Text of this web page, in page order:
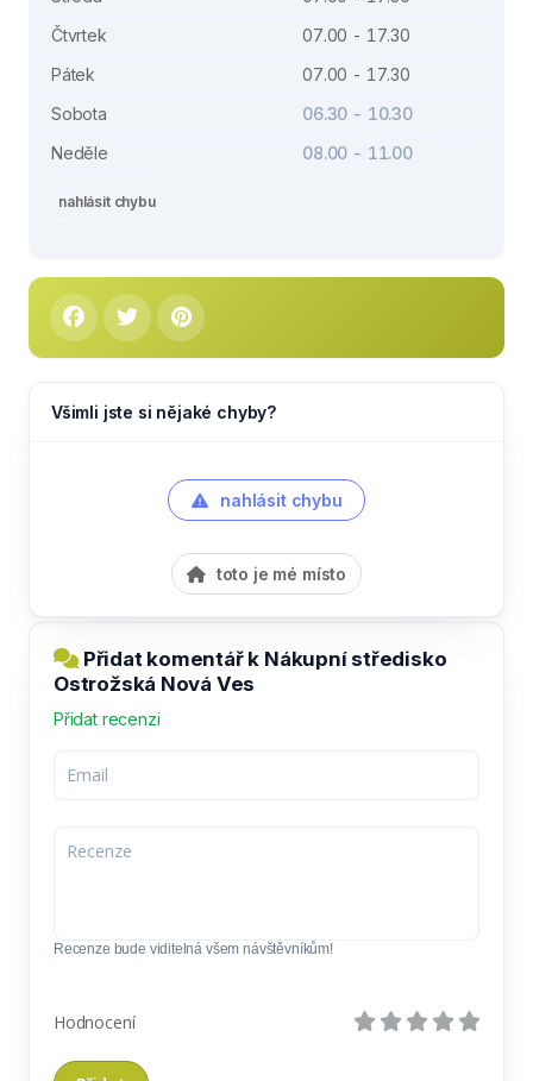
Čtvrtek
07.00 - 17.30
Pátek
07.00 - 17.30
Sobota
06.30 - 10.30
Neděle
08.00 - 11.00
nahlásit chybu
Všimli jste si nějaké chyby?
nahlásit chybu
toto je mé místo
Přidat komentář k Nákupní středisko
Ostrožská Nová Ves
Přidat recenzi
Recenze bude viditelná všem návštěvníkům!
Hodnocení